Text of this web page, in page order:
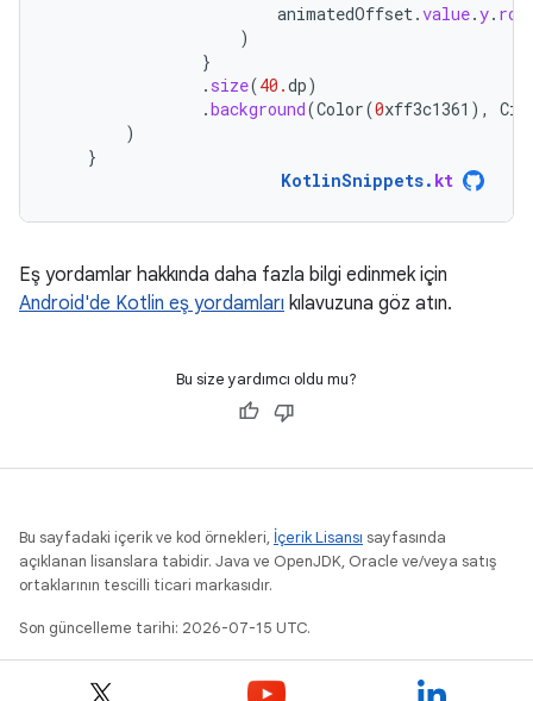
animatedOffset.value.y.
)
}
. size(40.dp)
.background(Color(0xff3c1361 ),
)
}
KotlinSnippets. kt
Eş yordamlar hakkında daha fazla bilgi edinmek için
Android'de Kotlin eş yordamları kılavuzuna göz atın.
Bu size yardımcı oldu mu?
Bu sayfadaki içerik ve kod örnekleri, İçerik Lisansı sayfasında
açıklanan lisanslara tabidir. Java ve OpenJDK, Oracle ve/veya satış
ortaklarının tescilli ticari markasıdır.
Son güncelleme tarihi: 2026-07-15 UTC.